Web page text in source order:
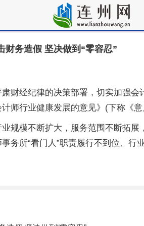
财务造假 坚决做到“零容忍”
财经纪律的决策部署，切实加强
师行业健康发展的意见》(下称《意
规模不断扩大，服务范围不断拓
务所“看门人”职责履行不到位、